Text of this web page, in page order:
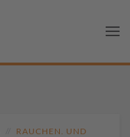
RAUCHEN. UND